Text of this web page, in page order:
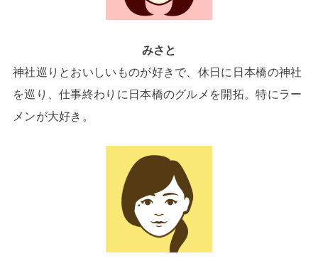
みさと
神社巡りとおいしいものが好きで、休日に日本橋の神社
を巡り、仕事終わりに日本橋のグルメを開拓。特にラー
メンが大好き。